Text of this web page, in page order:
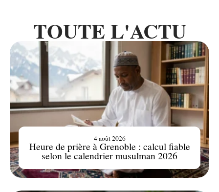
TOUTE L'ACTU
Heure de prière à Grenoble : calcul fiable
selon le calendrier musulman 2026
4 août 2026